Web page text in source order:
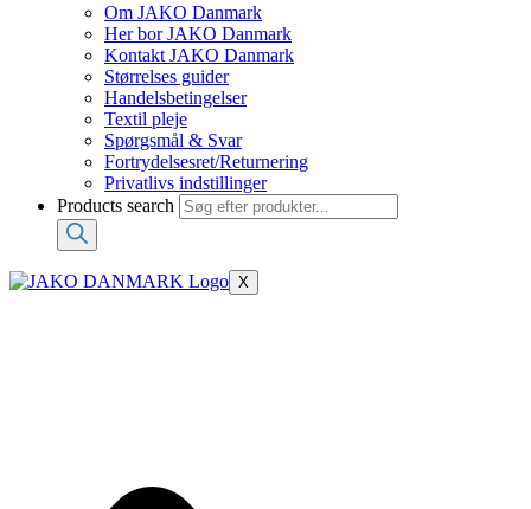
Om JAKO Danmark
Her bor JAKO Danmark
Kontakt JAKO Danmark
Størrelses guider
Handelsbetingelser
Textil pleje
Spørgsmål & Svar
Fortrydelsesret/Returnering
Privatlivs indstillinger
Products search
X